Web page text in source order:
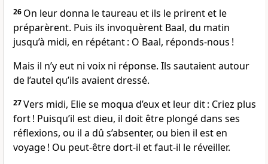
26 On leur donna le taureau et ils le prirent et le
préparèrent. Puis ils invoquèrent Baal, du matin
jusqu’à midi, en répétant : O Baal, réponds-nous !
Mais il n’y eut ni voix ni réponse. Ils sautaient autour
de l’autel qu’ils avaient dressé.
27Vers midi, Elie se moqua d’eux et leur dit : Criez plus
fort ! Puisqu’il est dieu, il doit être plongé dans ses
réflexions, ou il a dû s’absenter, ou bien il est en
voyage ! Ou peut-être dort-il et faut-il le réveiller.